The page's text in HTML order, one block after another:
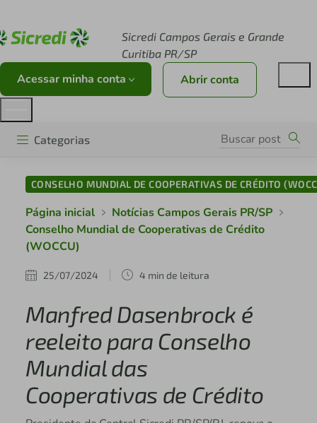
Sicredi Campos Gerais e Grande
Curitiba PR/SP
Acessar minha conta Abrir conta
Categorias
CONSELHO MUNDIAL DE COOPERATIVAS DE CRÉDITO
Página inicial
Notícias Campos Gerais PR/SP
Conselho Mundial de Cooperativas de Crédito
(WOCCU)
25/07/2024 4 min de leitura
Manfred Dasenbrock é
reeleito para Conselho
Mundial das
Cooperativas de Crédito